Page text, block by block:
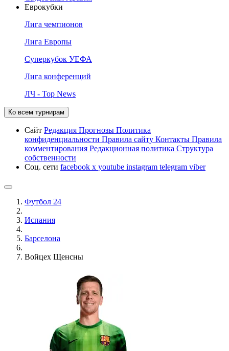
Еврокубки
Лига чемпионов
Лига Европы
Суперкубок УЕФА
Лига конференций
ЛЧ - Top News
Ко всем турнирам
Сайт Редакция Прогнозы Политика
конфиденциальности Правила сайту Контакты Правила
комментирования Редакционная политика Структура
собственности
Соц. сети facebook x youtube instagram telegram viber
Футбол 24
Испания
Барселона
Войцех Щенсны